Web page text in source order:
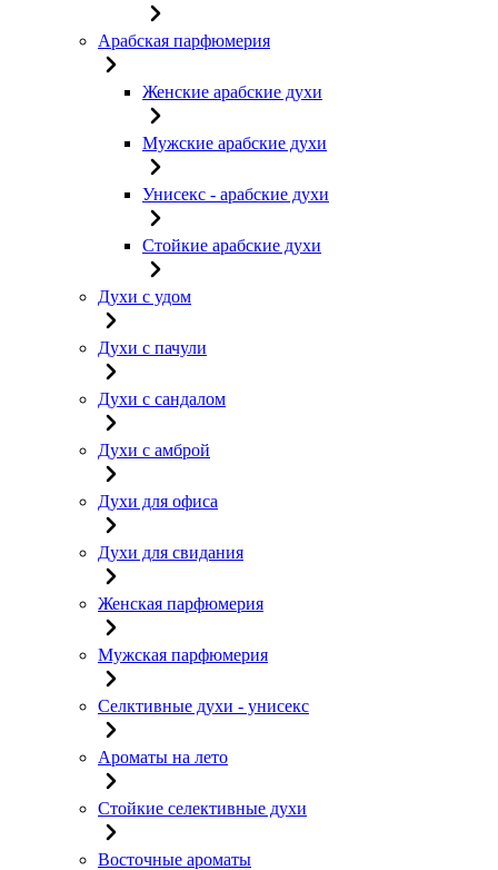
Арабская парфюмерия
Женские арабские духи
Мужские арабские духи
Унисекс - арабские духи
Стойкие арабские духи
Духи с удом
Духи с пачули
Духи с сандалом
Духи с амброй
Духи для офиса
Духи для свидания
Женская парфюмерия
Мужская парфюмерия
Селктивные духи - унисекс
Ароматы на лето
Стойкие селективные духи
Восточные ароматы